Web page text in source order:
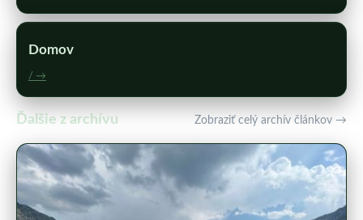
Domov
/ →
Ďalšie z archívu Zobraziť celý archív článkov →